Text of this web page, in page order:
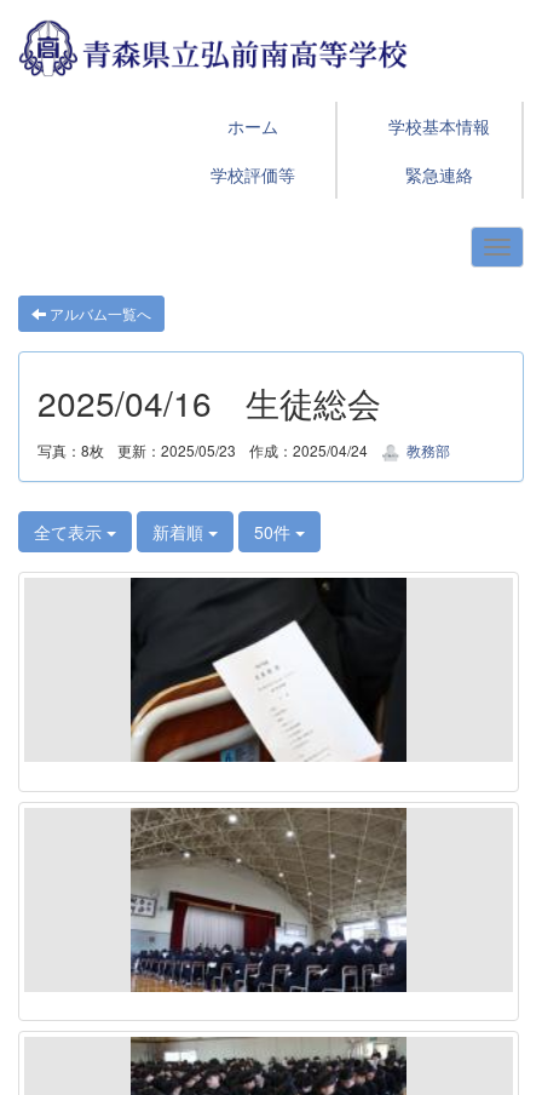
ホーム
学校基本情報
学校評価等
緊急連絡
アルバム一覧へ
2025/04/16 生徒総会
写真：8枚 更新：2025/05/23 作成：2025/04/24 教務部
全て表示 新着順 50件